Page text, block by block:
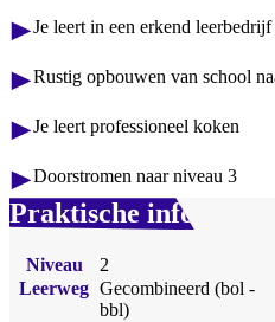
Je leert in een erkend leerbedrijf
Rustig opbouwen van school
Je leert professioneel koken
Doorstromen naar niveau 3
Praktische info
Niveau
2
Leerweg Gecombineerd (bol -
bbl)